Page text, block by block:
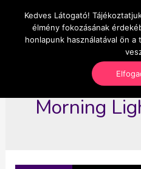
content
OnlineSeedsMan
Üzlet és szabadság
Morning
Kedves Látogató!
élmény fokozásának
honlapunk használatával ön